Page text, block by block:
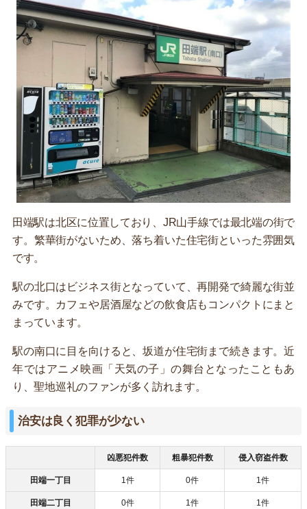
田端駅は北区に位置しており、JR山手線では最北端の街で
す。繁華街がないため、落ち着いた住宅街といった雰囲気
です。
駅の北口はビジネス街となっていて、再開発で綺麗な街並
みです。カフェや居酒屋などの飲食店もコンパクトにまと
まっています。
駅の南口に目を向けると、坂道が住宅街まで続きます。近
年ではアニメ映画「天気の子」の舞台となったこともあ
り、聖地巡礼のファンが多く訪れます。
治安は良く犯罪が少ない
凶悪犯件数 粗暴犯件数 侵入窃盗件数
田端一丁目 1件 0件 1件
田端二丁目 0件 1件 1件